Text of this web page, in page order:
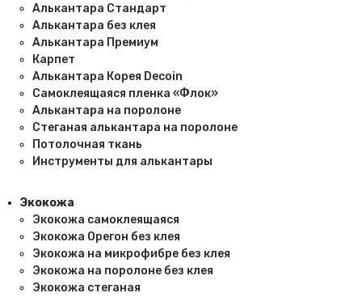
Алькантара Стандарт
Алькантара без клея
Алькантара Премиум
Карпет
Алькантара Корея Decoin
Самоклеящаяся пленка «Флок»
Алькантара на поролоне
Стеганая алькантара на поролоне
Потолочная ткань
Инструменты для алькантары
Экокожа
Экокожа самоклеящаяся
Экокожа Орегон без клея
Экокожа на микрофибре без клея
Экокожа на поролоне без клея
Экокожа стеганая